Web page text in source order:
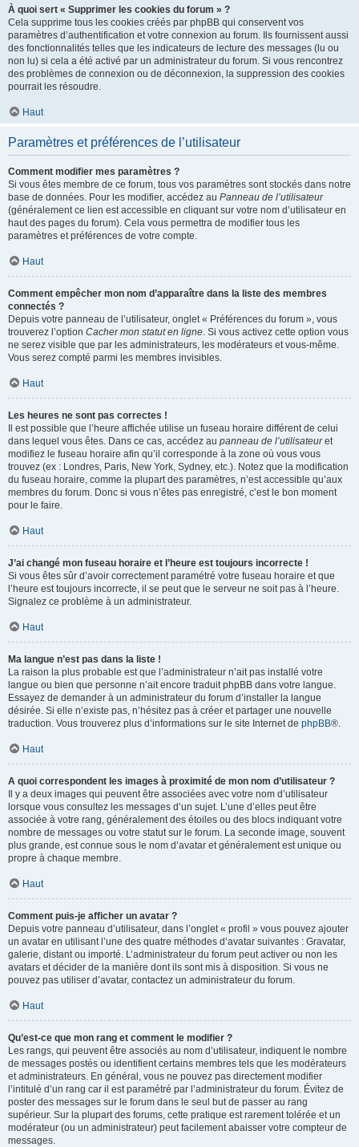
À quoi sert « Supprimer les cookies du forum » ?
Cela supprime tous les cookies créés par phpBB qui conservent vos
paramètres d’authentification et votre connexion au forum. Ils fournissent aussi
des fonctionnalités telles que les indicateurs de lecture des messages (lu ou
non lu) si cela a été activé par un administrateur du forum. Si vous rencontrez
des problèmes de connexion ou de déconnexion, la suppression des cookies
pourrait les résoudre.
Haut
Paramètres et préférences de l’utilisateur
Comment modifier mes paramètres ?
Si vous êtes membre de ce forum, tous vos paramètres sont stockés dans notre
base de données. Pour les modifier, accédez au Panneau de l’utilisateur
(généralement ce lien est accessible en cliquant sur votre nom d’utilisateur en
haut des pages du forum). Cela vous permettra de modifier tous les
paramètres et préférences de votre compte.
Haut
Comment empêcher mon nom d’apparaître dans la liste des membres
connectés ?
Depuis votre panneau de l’utilisateur, onglet « Préférences du forum », vous
trouverez l’option Cacher mon statut en ligne. Si vous activez cette option vous
ne serez visible que par les administrateurs, les modérateurs et vous-même.
Vous serez compté parmi les membres invisibles.
Haut
Les heures ne sont pas correctes !
Il est possible que l’heure affichée utilise un fuseau horaire différent de celui
dans lequel vous êtes. Dans ce cas, accédez au panneau de l’utilisateuret
modifiez le fuseau horaire afin qu’il corresponde à la zone où vous vous
trouvez (ex : Londres, Paris, New York, Sydney, etc.). Notez que la modification
du fuseau horaire, comme la plupart des paramètres, n’est accessible qu’aux
membres du forum. Donc si vous n’êtes pas enregistré, c’est le bon moment
pour le faire.
Haut
J’ai changé mon fuseau horaire et l’heure est toujours incorrecte !
Si vous êtes sûr d’avoir correctement paramétré votre fuseau horaire et que
l’heure est toujours incorrecte, il se peut que le serveur ne soit pas à l’heure.
Signalez ce problème à un administrateur.
Haut
Ma langue n’est pas dans la liste !
La raison la plus probable est que l’administrateur n’ait pas installé votre
langue ou bien que personne n’ait encore traduit phpBB dans votre langue.
Essayez de demander à un administrateur du forum d’installer la langue
désirée. Si elle n’existe pas, n’hésitez pas à créer et partager une nouvelle
traduction. Vous trouverez plus d’informations sur le site Internet de phpBB®.
Haut
A quoi correspondent les images à proximité de mon nom d’utilisateur ?
Il y a deux images qui peuvent être associées avec votre nom d’utilisateur
lorsque vous consultez les messages d’un sujet. L’une d’elles peut être
associée à votre rang, généralement des étoiles ou des blocs indiquant votre
nombre de messages ou votre statut sur le forum. La seconde image, souvent
plus grande, est connue sous le nom d’avatar et généralement est unique ou
propre à chaque membre.
Haut
Comment puis-je afficher un avatar ?
Depuis votre panneau d’utilisateur, dans l’onglet « profil » vous pouvez ajouter
un avatar en utilisant l’une des quatre méthodes d’avatar suivantes : Gravatar,
galerie, distant ou importé. L’administrateur du forum peut activer ou non les
avatars et décider de la manière dont ils sont mis à disposition. Si vous ne
pouvez pas utiliser d’avatar, contactez un administrateur du forum.
Haut
Qu’est-ce que mon rang et comment le modifier ?
Les rangs, qui peuvent être associés au nom d’utilisateur, indiquent le nombre
de messages postés ou identifient certains membres tels que les modérateurs
et administrateurs. En général, vous ne pouvez pas directement modifier
l’intitulé d’un rang car il est paramétré par l’administrateur du forum. Évitez de
poster des messages sur le forum dans le seul but de passer au rang
supérieur. Sur la plupart des forums, cette pratique est rarement tolérée et un
modérateur (ou un administrateur) peut facilement abaisser votre compteur de
messages.